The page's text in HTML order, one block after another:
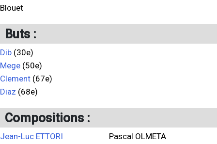
Blouet
Buts :
Dib (30e)
Mege (50e)
Clement (67e)
Diaz (68e)
Compositions :
Jean-Luc ETTORI
Pascal OLMETA